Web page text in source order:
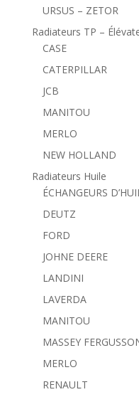
URSUS – ZETOR
Radiateurs TP –
CASE
CATERPILLAR
JCB
MANITOU
MERLO
NEW HOLLAND
Radiateurs Huile
ÉCHANGEURS
DEUTZ
FORD
JOHNE DEERE
LANDINI
LAVERDA
MANITOU
MASSEY
MERLO
RENAULT